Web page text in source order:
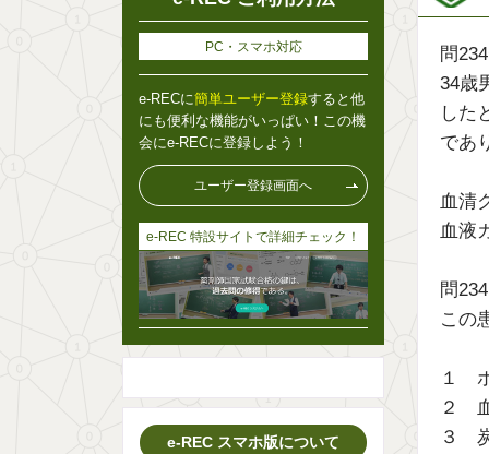
問
34歳
した
であ
血清
血液
問
この
１
２
３
PC・スマホ対応
e-RECに簡単ユーザー登録すると他
にも便利な機能がいっぱい！この機
会にe-RECに登録しよう！
ユーザー登録画面へ
e-REC 特設サイトで詳細チェック！
e-REC スマホ版について